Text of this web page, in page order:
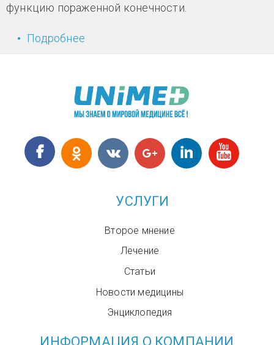
функцию пораженной конечности.
Подробнее
УСЛУГИ
Второе мнение
Лечение
Статьи
Новости медицины
Энциклопедия
ИНФОРМАЦИЯ О КОМПАНИИ